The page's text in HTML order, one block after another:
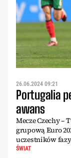
26.06.2024 09:21
Portugalia
awans
Mecze Czechy –
grupową Euro
uczestników
ŚWIAT